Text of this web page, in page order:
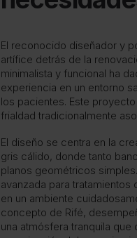
El reconocido diseñador y
artífice detrás de la
minimalista y funcional ha
experiencia en un entorno
los pacientes. Este
frialdad tradicionalmente
El diseño se centra en la
gris cálido, donde tanto
planos geométricos
avanzada para
en un ambiente
concepto de Rifé,
una atmósfera tranquila